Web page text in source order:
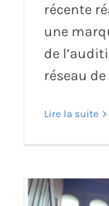
récente
une
de
réseau
Lire la suite